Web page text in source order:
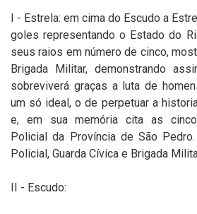
I - Estrela: em cima do Escudo a
goles representando o Estado do
seus raios em número de cinco,
Brigada Militar, demonstrando
sobreviverá graças a luta de
um só ideal, o de perpetuar a
e, em sua memória cita as cinco
Policial da Província de São Pedro.
Policial, Guarda Cívica e Brigada
II - Escudo: